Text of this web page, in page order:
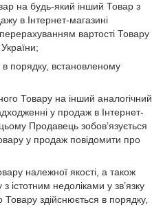
на будь-який інший Товар з
в Інтернет-магазині
вартості Товару
в порядку, встановленому
Товару на інший аналогічний
у продаж в Інтернет-
Продавець зобов’язується
у продаж повідомити про
належної якості, а також
недоліками у зв’язку
здійснюється в порядку,